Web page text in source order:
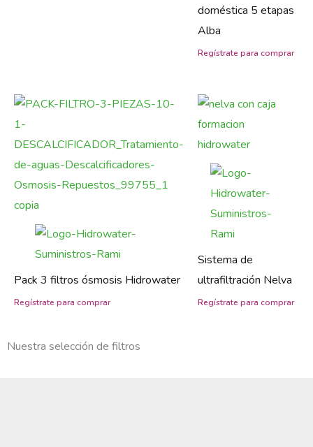
doméstica 5 etapas
Alba
Pack 3 filtros ósmosis Hidrowater
Sistema de
ultrafiltración Nelva
Nuestra selección de filtros